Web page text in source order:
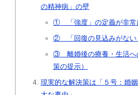
の精神病」の壁
① 「強度」の定義が非常
② 「回復の見込みがない
③ 離婚後の療養・生活へ
策の提示）
現実的な解決策は「５号：婚